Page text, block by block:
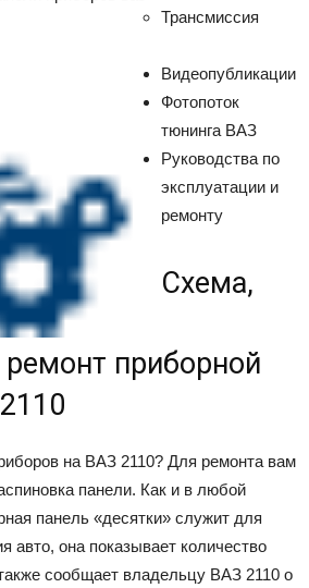
Трансмиссия
Видеопубликации
Фотопоток
тюнинга ВАЗ
Руководства по
эксплуатации и
ремонту
Схема,
ремонт приборной
на ВАЗ 2110? Для ремонта вам
панели. Как и в любой
панель «десятки» служит для
авто, она показывает количество
сообщает владельцу ВАЗ 2110 о